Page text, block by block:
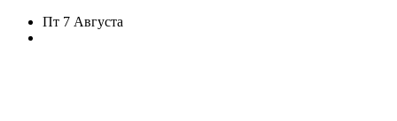
Пт 7 Августа